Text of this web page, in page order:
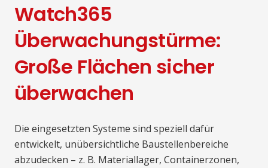
Watch365
Überwachungstürme:
Große Flächen sicher
überwachen
Die eingesetzten Systeme sind speziell dafür
entwickelt, unübersichtliche Baustellenbereiche
abzudecken – z. B. Materiallager, Containerzonen,